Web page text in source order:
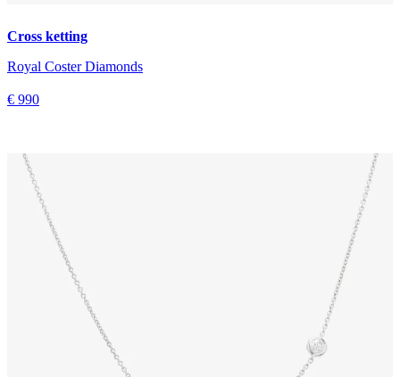
Cross ketting
Royal Coster Diamonds
€ 990